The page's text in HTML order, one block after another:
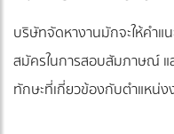
บริษัทจัดหางานมักจะให้คำแ
สมัครในการสอบสัมภาษณ์
ทักษะที่เกี่ยวข้องกับตำแหน่ง